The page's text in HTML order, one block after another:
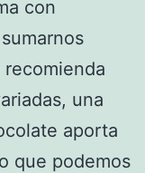
con
una
aporta
que podemos